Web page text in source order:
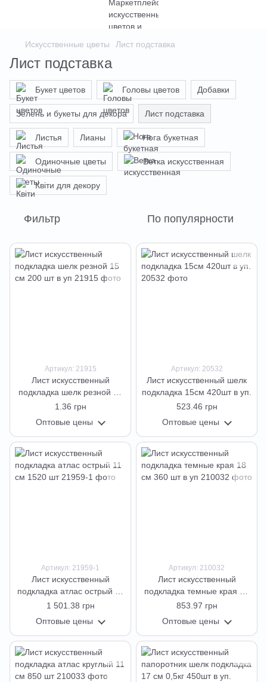
Искусственные цветы Лист подставка
Лист подставка
Букет цветов Головы цветов Добавки
Зелень и букеты для декора Лист подставка
Листья Лианы Нога букетная
Одиночные цветы Ветка искусственная
Квіти для декору
Фильтр По популярности
Артикул: 21915
Лист искусственный
подкладка шелк резной 15
см 200 шт в уп
1.36 грн
Оптовые цены
Артикул: 20532
Лист искусственный шелк
подкладка 15см 420шт в уп.
523.46 грн
Оптовые цены
Артикул: 21959-1
Лист искусственный
подкладка атлас острый 11
см 1520 шт
1 501.38 грн
Оптовые цены
Артикул: 210032
Лист искусственный
подкладка темные края 18
см 360 шт в уп
853.97 грн
Оптовые цены